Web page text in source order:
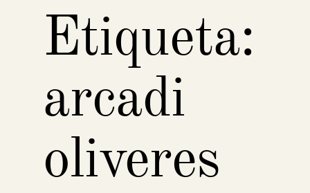
Etiqueta:
arcadi
oliveres